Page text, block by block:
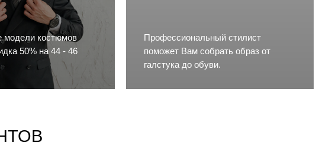
модели костюмов
50% на 44 - 46
Профессиональный стилист
поможет Вам собрать образ от
галстука до обуви.